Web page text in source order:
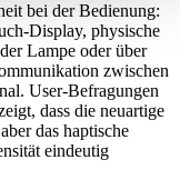
bei der Bedienung:
Display, physische
Lampe oder über
zwischen
User-Befragungen
dass die neuartige
das haptische
eindeutig